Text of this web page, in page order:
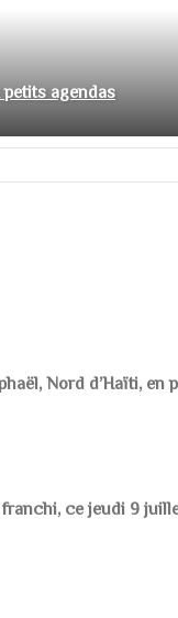
agendas
Nord d’Haïti, en
ce jeudi 9